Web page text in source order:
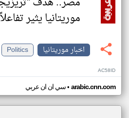
موريتانيا يثير تفاعلاً
اخبار موريتانيا
Politics
AC58ID
سي ان ان عربي• arabic.cnn.com